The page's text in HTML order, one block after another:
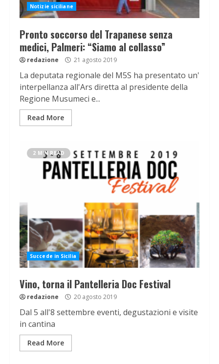
Notizie siciliane
Pronto soccorso del Trapanese senza
medici, Palmeri: “Siamo al collasso”
redazione 21 agosto 2019
La deputata regionale del M5S ha presentato un'
interpellanza all'Ars diretta al presidente della
Regione Musumeci e...
Read More
2 MIN READ
Succede in Sicilia
Vino, torna il Pantelleria Doc Festival
redazione 20 agosto 2019
Dal 5 all'8 settembre eventi, degustazioni e visite
in cantina
Read More